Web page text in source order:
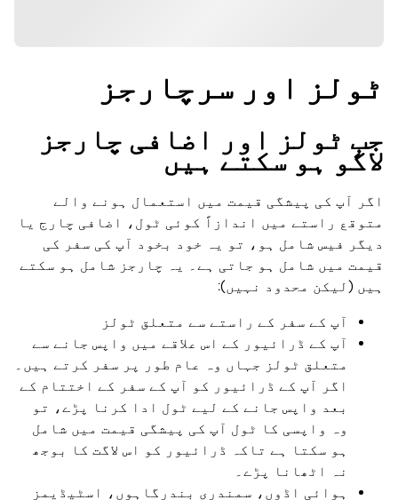
ٹولز اور سرچارجز
جب ٹولز اور اضافی چارجز
لاگو ہو سکتے ہیں
اگر آپ کی پیشگی قیمت میں استعمال ہونے والے
متوقع راستے میں اندازاً کوئی ٹول، اضافی چارج یا
دیگر فیس شامل ہو، تو یہ خود بخود آپ کی سفر کی
قیمت میں شامل ہو جاتی ہے۔ یہ چارجز شامل ہو سکتے
ہیں (لیکن محدود نہیں):
آپ کے سفر کے راستے سے متعلق ٹولز
آپ کے ڈرائیور کے اس علاقے میں واپس جانے سے
متعلق ٹولز جہاں وہ عام طور پر سفر کرتے ہیں۔
اگر آپ کے ڈرائیور کو آپ کے سفر کے اختتام کے
بعد واپس جانے کے لیے ٹول ادا کرنا پڑے، تو
وہ واپسی کا ٹول آپ کی پیشگی قیمت میں شامل
ہو سکتا ہے تاکہ ڈرائیور کو اس لاگت کا بوجھ
نہ اٹھانا پڑے۔
ہوائی اڈوں، سمندری بندرگاہوں، اسٹیڈیمز